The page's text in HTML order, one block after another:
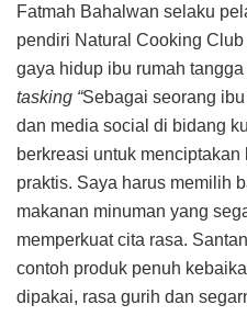
Fatmah Bahalwan selaku
pendiri Natural Cooking
gaya hidup ibu rumah
tasking “Sebagai seorang
dan media social di bidang
berkreasi untuk
praktis. Saya harus memilih
makanan minuman yang
memperkuat cita rasa.
contoh produk penuh
dipakai, rasa gurih dan